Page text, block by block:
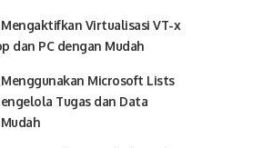
Mengaktifkan Virtualisasi VT-x
dan PC dengan Mudah
Menggunakan Microsoft Lists
Tugas dan Data